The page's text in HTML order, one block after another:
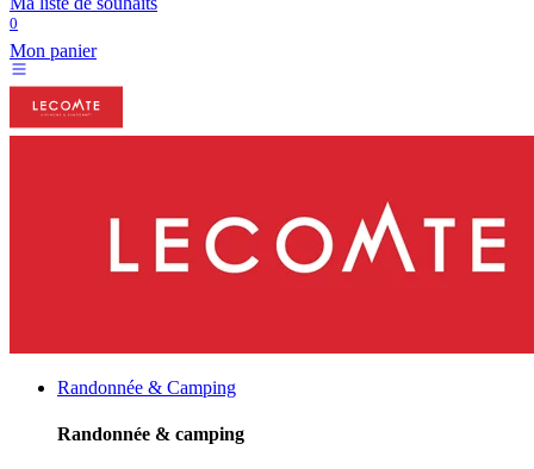
0
Mon panier
Randonnée & Camping
Randonnée & camping